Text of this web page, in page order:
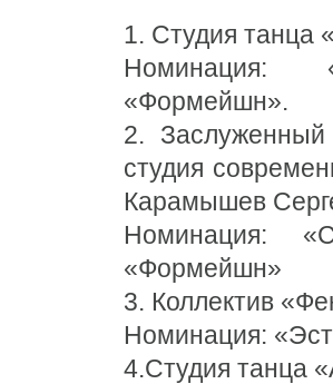
1. Студия танца
Номинация:
«Формейшн».
2.
студия
Карамышев
Номинация:
«Формейшн»
3. Коллектив
Номинация:
4.Студия танца